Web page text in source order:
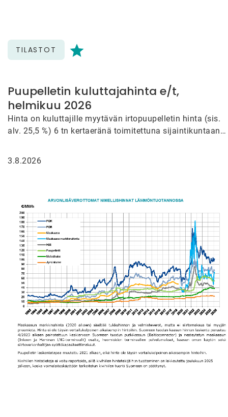
TILASTOT
Puupelletin kuluttajahinta e/t,
helmikuu 2026
Hinta on kuluttajille myytävän irtopuupelletin hinta (sis.
alv. 25,5 %) 6 tn kertaeränä toimitettuna sijaintikuntaan
3.8.2026